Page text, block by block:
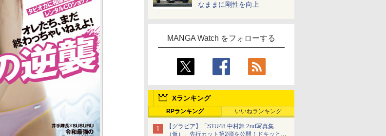
なままに剛性を向上
MANGA Watch をフォローする
Xランキング
RPランキング いいねランキング
【グラビア】「STU48 中村舞 2nd写真集
（仮）」先行カット第2弾を公開！ドキッとす